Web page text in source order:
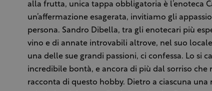
alla frutta, unica tappa obbligatoria è l’enoteca
un’affermazione esagerata, invitiamo gli
persona. Sandro Dibella, tra gli enotecari più
vino e di annate introvabili altrove, nel suo
una delle sue grandi passioni, ci confessa. Lo si
incredibile bontà, e ancora di più dal sorriso che
racconta di questo hobby. Dietro a ciascuna una